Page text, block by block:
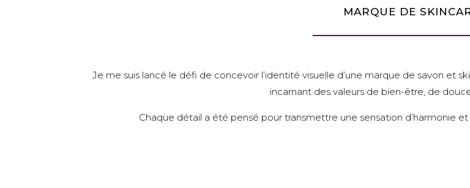
MARQUE DE
Je me suis lancé le défi de concevoir l’identité visuelle d’une marque de savon et
incarnant des valeurs de bien-être, de
Chaque détail a été pensé pour transmettre une sensation d’harmonie